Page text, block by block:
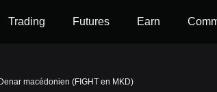
Trading Futures Earn
macédonien (FIGHT en MKD)